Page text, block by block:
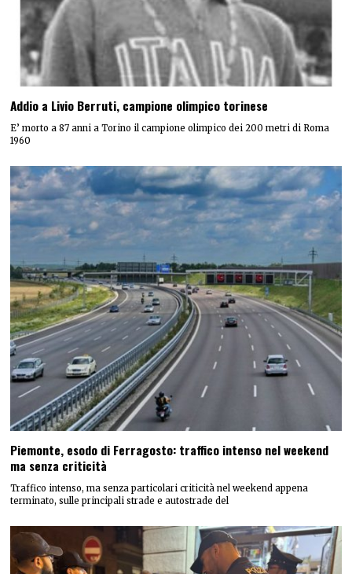
Addio a Livio Berruti, campione olimpico torinese
E’ morto a 87 anni a Torino il campione olimpico dei 200 metri di Roma
1960
Piemonte, esodo di Ferragosto: traffico intenso nel weekend
ma senza criticità
Traffico intenso, ma senza particolari criticità nel weekend appena
terminato, sulle principali strade e autostrade del